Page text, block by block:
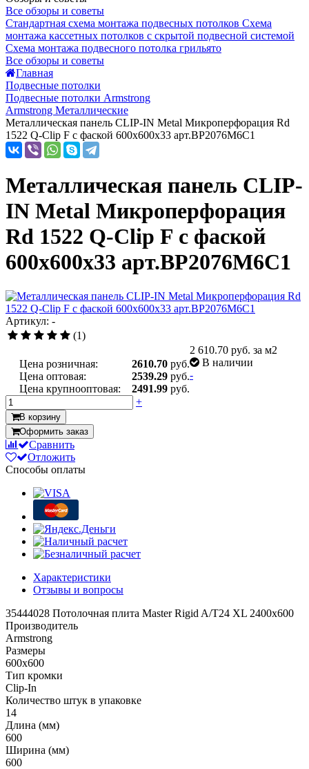
Все обзоры и советы
Стандартная схема монтажа подвесных потолков Схема
монтажа кассетных потолков с скрытой подвесной системой
Схема монтажа подвесного потолка грильято
Все обзоры и советы
Главная
Подвесные потолки
Подвесные потолки Armstrong
Armstrong Металлические
Металлическая панель CLIP-IN Metal Микроперфорация Rd
1522 Q-Clip F с фаской 600x600x33 арт.BP2076M6C1
Металлическая панель CLIP-
IN Metal Микроперфорация
Rd 1522 Q-Clip F с фаской
600x600x33 арт.BP2076M6C1
Артикул: -
(1)
Цена розничная: 2610.70 руб.
Цена оптовая:
2539.29 руб.
Цена крупнооптовая:
2491.99 руб.
2 610.70 руб. за м2
В наличии
-
+
В корзину
Оформить заказ
Сравнить
Отложить
Способы оплаты
Характеристики
Отзывы и вопросы
35444028 Потолочная плита Master Rigid A/T24 XL 2400x600
Производитель
Armstrong
Размеры
600x600
Тип кромки
Clip-In
Количество штук в упаковке
14
Длина (мм)
600
Ширина (мм)
600